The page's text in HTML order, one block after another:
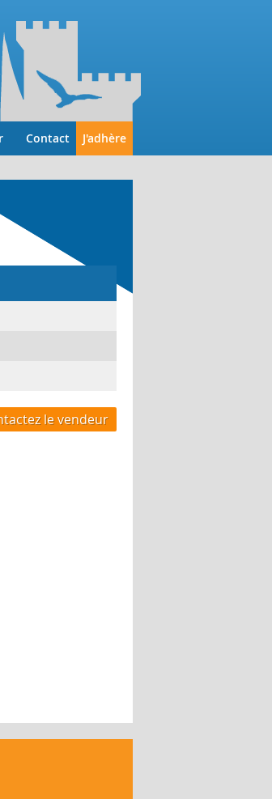
Contact J'adhère
le vendeur